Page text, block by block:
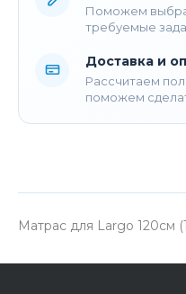
Поможем
требуемые
Доставка и
Рассчитаем
поможем
Матрас для Largo 120см